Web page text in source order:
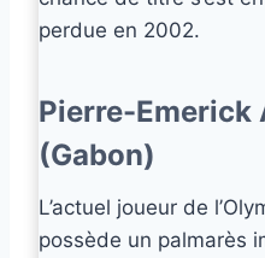
perdue en 2002.
Pierre-Emerick
(Gabon)
L’actuel joueur de
possède un palmarès